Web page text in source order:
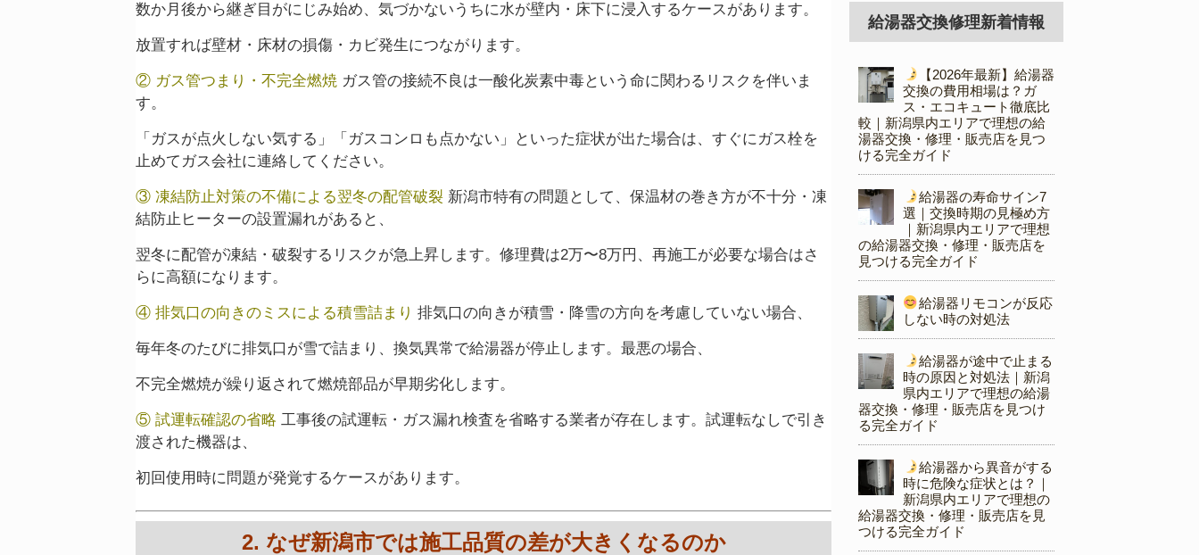
数か月後から継ぎ目がにじみ始め、気づかないうちに水が壁内・床下に浸入するケースがあります。
放置すれば壁材・床材の損傷・カビ発生につながります。
② ガス管つまり・不完全燃焼 ガス管の接続不良は一酸化炭素中毒という命に関わるリスクを伴いま
す。
「ガスが点火しない気する」「ガスコンロも点かない」といった症状が出た場合は、すぐにガス栓を
止めてガス会社に連絡してください。
③ 凍結防止対策の不備による翌冬の配管破裂 新潟市特有の問題として、保温材の巻き方が不十分・凍
結防止ヒーターの設置漏れがあると、
翌冬に配管が凍結・破裂するリスクが急上昇します。修理費は2万〜8万円、再施工が必要な場合はさ
らに高額になります。
④ 排気口の向きのミスによる積雪詰まり 排気口の向きが積雪・降雪の方向を考慮していない場合、
毎年冬のたびに排気口が雪で詰まり、換気異常で給湯器が停止します。最悪の場合、
不完全燃焼が繰り返されて燃焼部品が早期劣化します。
⑤ 試運転確認の省略 工事後の試運転・ガス漏れ検査を省略する業者が存在します。試運転なしで引き
渡された機器は、
初回使用時に問題が発覚するケースがあります。
2. なぜ新潟市では施工品質の差が大きくなるのか
給湯器交換修理新着情報
【2026年最新】給湯器
交換の費用相場は？ガ
ス・エコキュート徹底比
較｜新潟県内エリアで理想の給
湯器交換・修理・販売店を見つ
ける完全ガイド
給湯器の寿命サイン7
選｜交換時期の見極め方
｜新潟県内エリアで理想
の給湯器交換・修理・販売店を
見つける完全ガイド
給湯器リモコンが反応
しない時の対処法
給湯器が途中で止まる
時の原因と対処法｜新潟
県内エリアで理想の給湯
器交換・修理・販売店を見つけ
る完全ガイド
給湯器から異音がする
時に危険な症状とは？｜
新潟県内エリアで理想の
給湯器交換・修理・販売店を見
つける完全ガイド